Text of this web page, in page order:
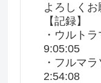
よろしくお
【記録】
・ウルト
9:05:05
・フルマ
2:54:08